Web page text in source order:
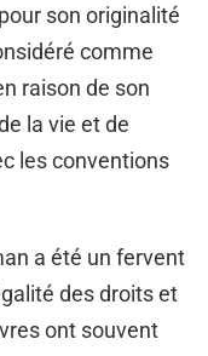
son originalité
comme
raison de son
la vie et de
les conventions
a été un fervent
des droits et
ont souvent